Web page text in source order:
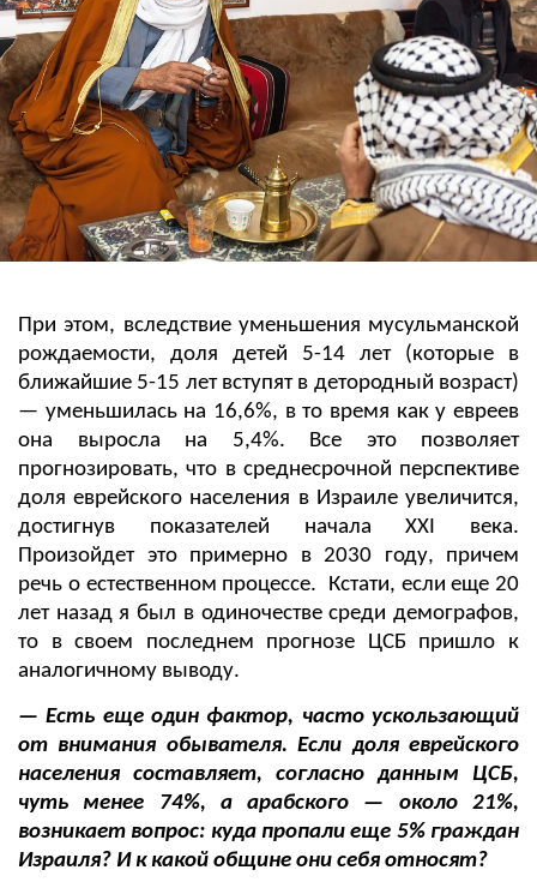
При этом, вследствие уменьшения мусульманской
рождаемости, доля детей 5-14 лет (которые в
ближайшие 5-15 лет вступят в детородный возраст)
— уменьшилась на 16,6%, в то время как у евреев
она выросла на 5,4%. Все это позволяет
прогнозировать, что в среднесрочной перспективе
доля еврейского населения в Израиле увеличится,
достигнув показателей начала XXI века.
Произойдет это примерно в 2030 году, причем
речь о естественном процессе. Кстати, если еще 20
лет назад я был в одиночестве среди демографов,
то в своем последнем прогнозе ЦСБ пришло к
аналогичному выводу.
— Есть еще один фактор, часто ускользающий
от внимания обывателя. Если доля еврейского
населения составляет, согласно данным ЦСБ,
чуть менее 74%, а арабского — около 21%,
возникает вопрос: куда пропали еще 5% граждан
Израиля? И к какой общине они себя относят?